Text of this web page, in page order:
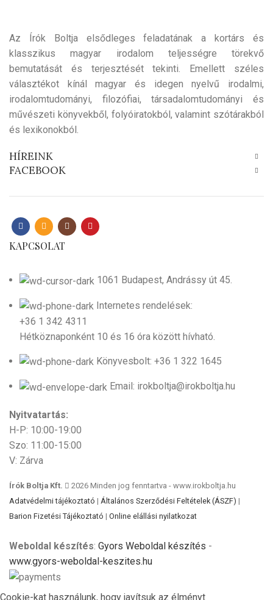
Az Írók Boltja elsődleges feladatának a kortárs és
klasszikus magyar irodalom teljességre törekvő
bemutatását és terjesztését tekinti. Emellett széles
választékot kínál magyar és idegen nyelvű irodalmi,
irodalomtudományi, filozófiai, társadalomtudományi és
művészeti könyvekből, folyóiratokból, valamint szótárakból
és lexikonokból.
HÍREINK
FACEBOOK
KAPCSOLAT
1061 Budapest, Andrássy út 45.
Internetes rendelések:
+36 1 342 4311
Hétköznaponként 10 és 16 óra között hívható.
Könyvesbolt: +36 1 322 1645
Email: irokboltja@irokboltja.hu
Nyitvatartás:
H-P: 10:00-19:00
Szo: 11:00-15:00
V: Zárva
Írók Boltja Kft.
2026 Minden jog fenntartva - www.irokboltja.hu
Adatvédelmi tájékoztató | Általános Szerződési Feltételek (ÁSZF) |
Barion Fizetési Tájékoztató | Online elállási nyilatkozat
Weboldal készítés: Gyors Weboldal készítés -
www.gyors-weboldal-keszites.hu
Cookie-kat használunk, hogy javítsuk az élményt